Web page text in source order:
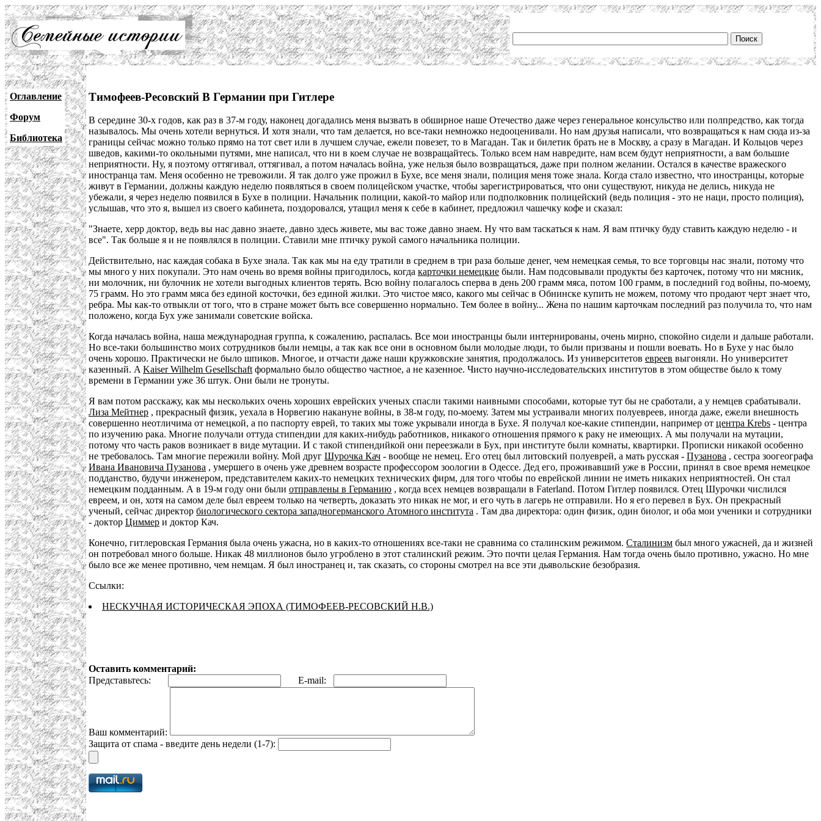
Оглавление
Форум
Библиотека
Тимофеев-Ресовский В Германии при Гитлере
В середине 30-х годов, как раз в 37-м году, наконец догадались меня вызвать в обширное наше Отечество даже через генеральное консульство или полпредство, как тогда
называлось. Мы очень хотели вернуться. И хотя знали, что там делается, но все-таки немножко недооценивали. Но нам друзья написали, что возвращаться к нам сюда из-за
границы сейчас можно только прямо на тот свет или в лучшем случае, ежели повезет, то в Магадан. Так и билетик брать не в Москву, а сразу в Магадан. И Кольцов через
шведов, какими-то окольными путями, мне написал, что ни в коем случае не возвращайтесь. Только всем нам навредите, нам всем будут неприятности, а вам большие
неприятности. Ну, я поэтому оттягивал, оттягивал, а потом началась война, уже нельзя было возвращаться, даже при полном желании. Остался в качестве вражеского
иностранца там. Меня особенно не тревожили. Я так долго уже прожил в Бухе, все меня знали, полиция меня тоже знала. Когда стало известно, что иностранцы, которые
живут в Германии, должны каждую неделю появляться в своем полицейском участке, чтобы зарегистрироваться, что они существуют, никуда не делись, никуда не
убежали, я через неделю появился в Бухе в полиции. Начальник полиции, какой-то майор или подполковник полицейский (ведь полиция - это не наци, просто полиция),
услышав, что это я, вышел из своего кабинета, поздоровался, утащил меня к себе в кабинет, предложил чашечку кофе и сказал:
"Знаете, херр доктор, ведь вы нас давно знаете, давно здесь живете, мы вас тоже давно знаем. Ну что вам таскаться к нам. Я вам птичку буду ставить каждую неделю - и
все". Так больше я и не появлялся в полиции. Ставили мне птичку рукой самого начальника полиции.
Действительно, нас каждая собака в Бухе знала. Так как мы на еду тратили в среднем в три раза больше денег, чем немецкая семья, то все торговцы нас знали, потому что
мы много у них покупали. Это нам очень во время войны пригодилось, когда карточки немецкие были. Нам подсовывали продукты без карточек, потому что ни мясник,
ни молочник, ни булочник не хотели выгодных клиентов терять. Всю войну полагалось сперва в день 200 грамм мяса, потом 100 грамм, в последний год войны, по-моему,
75 грамм. Но это грамм мяса без единой косточки, без единой жилки. Это чистое мясо, какого мы сейчас в Обнинске купить не можем, потому что продают черт знает что,
ребра. Мы как-то отвыкли от того, что в стране может быть все совершенно нормально. Тем более в войну... Жена по нашим карточкам последний раз получила то, что нам
положено, когда Бух уже занимали советские войска.
Когда началась война, наша международная группа, к сожалению, распалась. Все мои иностранцы были интернированы, очень мирно, спокойно сидели и дальше работали.
Но все-таки большинство моих сотрудников были немцы, а так как все они в основном были молодые люди, то были призваны и пошли воевать. Но в Бухе у нас было
очень хорошо. Практически не было шпиков. Многое, и отчасти даже наши кружковские занятия, продолжалось. Из университетов евреев выгоняли. Но университет
казенный. AKaiser Wilhelm Gesellschaftформально было общество частное, а не казенное. Чисто научно-исследовательских институтов в этом обществе было к тому
времени в Германии уже 36 штук. Они были не тронуты.
Я вам потом расскажу, как мы нескольких очень хороших еврейских ученых спасли такими наивными способами, которые тут бы не сработали, а у немцев срабатывали.
Лиза Мейтнер , прекрасный физик, уехала в Норвегию накануне войны, в 38-м году, по-моему. Затем мы устраивали многих полуевреев, иногда даже, ежели внешность
совершенно неотличима от немецкой, а по паспорту еврей, то таких мы тоже укрывали иногда в Бухе. Я получал кое-какие стипендии, например от центра Krebs - центра
по изучению рака. Многие получали оттуда стипендии для каких-нибудь работников, никакого отношения прямого к раку не имеющих. А мы получали на мутации,
потому что часть раков возникает в виде мутации. И с такой стипендийкой они переезжали в Бух, при институте были комнаты, квартирки. Прописки никакой особенно
не требовалось. Там многие пережили войну. Мой друг Шурочка Кач - вообще не немец. Его отец был литовский полуеврей, а мать русская - Пузанова , сестра зоогеографа
Ивана Ивановича Пузанова , умершего в очень уже древнем возрасте профессором зоологии в Одессе. Дед его, проживавший уже в России, принял в свое время немецкое
подданство, будучи инженером, представителем каких-то немецких технических фирм, для того чтобы по еврейской линии не иметь никаких неприятностей. Он стал
немецким подданным. А в 19-м году они были отправлены в Германию , когда всех немцев возвращали в Faterland. Потом Гитлер появился. Отец Шурочки числился
евреем, и он, хотя на самом деле был евреем только на четверть, доказать это никак не мог, и его чуть в лагерь не отправили. Но я его перевел в Бух. Он прекрасный
ученый, сейчас директор биологического сектора западногерманского Атомного института . Там два директора: один физик, один биолог, и оба мои ученики и сотрудники
- доктор Циммер и доктор Кач.
Конечно, гитлеровская Германия была очень ужасна, но в каких-то отношениях все-таки не сравнима со сталинским режимом. Сталинизм был много ужасней, да и жизней
он потребовал много больше. Никак 48 миллионов было угроблено в этот сталинский режим. Это почти целая Германия. Нам тогда очень было противно, ужасно. Но мне
было все же менее противно, чем немцам. Я был иностранец и, так сказать, со стороны смотрел на все эти дьявольские безобразия.
Ссылки:
НЕСКУЧНАЯ ИСТОРИЧЕСКАЯ ЭПОХА (ТИМОФЕЕВ-РЕСОВСКИЙ Н.В.)
Оставить комментарий:
Представьтесь:
E-mail:
Ваш комментарий:
Защита от спама - введите день недели (1-7):